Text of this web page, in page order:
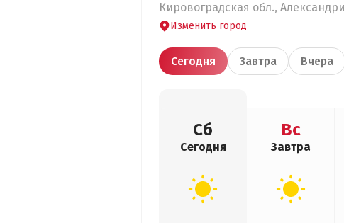
Кировоградская обл.,
Изменить город
Сегодня Завтра Вчера
Сб
Сегодня
Вс
Завтра